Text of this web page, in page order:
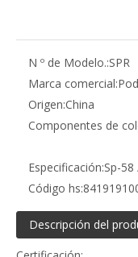
N º de Modelo.:SPR
Marca comercial:
Origen:China
Componentes de
Especificación:Sp-
Código hs:
Descripción del